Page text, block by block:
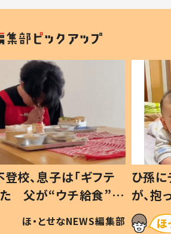
校、息子は「ギフテ
た 父が“ウチ給食”を
理由とは #令和の親
ほ・とせなNEWS編集部
ひ孫
が、
「涙が
い」